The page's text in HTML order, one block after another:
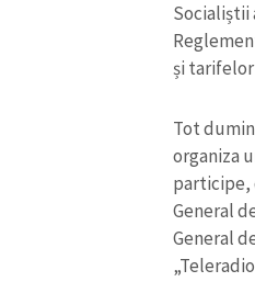
Socialiștii
și
Tot
organiza
participe,
General
General